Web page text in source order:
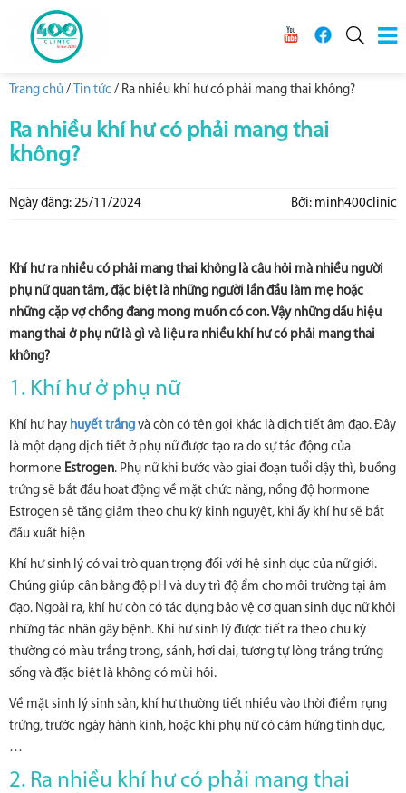
Trang chủ / Tin tức / Ra nhiều khí hư có phải mang thai không?
Ra nhiều khí hư có phải mang thai
không?
Ngày đăng: 25/11/2024 Bởi: minh400clinic
Khí hư ra nhiều có phải mang thai không là câu hỏi mà nhiều người
phụ nữ quan tâm, đặc biệt là những người lần đầu làm mẹ hoặc
những cặp vợ chồng đang mong muốn có con. Vậy những dấu hiệu
mang thai ở phụ nữ là gì và liệu ra nhiều khí hư có phải mang thai
không?
1. Khí hư ở phụ nữ
Khí hư hay huyết trắng và còn có tên gọi khác là dịch tiết âm đạo. Đây
là một dạng dịch tiết ở phụ nữ được tạo ra do sự tác động của
hormone Estrogen. Phụ nữ khi bước vào giai đoạn tuổi dậy thì, buồng
trứng sẽ bắt đầu hoạt động về mặt chức năng, nồng độ hormone
Estrogen sẽ tăng giảm theo chu kỳ kinh nguyệt, khi ấy khí hư sẽ bắt
đầu xuất hiện
Khí hư sinh lý có vai trò quan trọng đối với hệ sinh dục của nữ giới.
Chúng giúp cân bằng độ pH và duy trì độ ẩm cho môi trường tại âm
đạo. Ngoài ra, khí hư còn có tác dụng bảo vệ cơ quan sinh dục nữ khỏi
những tác nhân gây bệnh. Khí hư sinh lý được tiết ra theo chu kỳ
thường có màu trắng trong, sánh, hơi dai, tương tự lòng trắng trứng
sống và đặc biệt là không có mùi hôi.
Về mặt sinh lý sinh sản, khí hư thường tiết nhiều vào thời điểm rụng
trứng, trước ngày hành kinh, hoặc khi phụ nữ có cảm hứng tình dục,
…
2. Ra nhiều khí hư có phải mang thai